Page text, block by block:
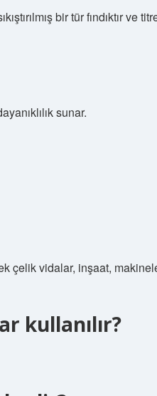
bir tür fındıktır ve
sunar.
çelik vidalar, inşaat,
kullanılır?